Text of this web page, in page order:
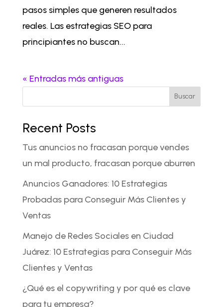
pasos simples que generen resultados
reales. Las estrategias SEO para
principiantes no buscan...
« Entradas más antiguas
Buscar
Recent Posts
Tus anuncios no fracasan porque vendes
un mal producto, fracasan porque aburren
Anuncios Ganadores: 10 Estrategias
Probadas para Conseguir Más Clientes y
Ventas
Manejo de Redes Sociales en Ciudad
Juárez: 10 Estrategias para Conseguir Más
Clientes y Ventas
¿Qué es el copywriting y por qué es clave
para tu empresa?